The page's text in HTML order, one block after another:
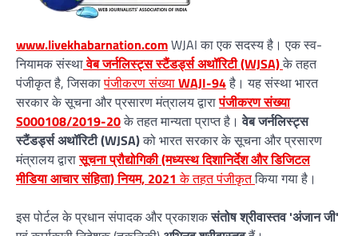
www.livekhabarnation.comWJAI का एक सदस्य है। एक स्व-
नियामक संस्थावेब जर्नलिस्ट्स स्टैंडर्ड्स अथॉरिटी (WJSA)के तहत
पंजीकृत है, जिसकापंजीकरण संख्याWAJI-94है। यह संस्था भारत
सरकार के सूचना और प्रसारण मंत्रालय द्वारापंजीकरण संख्या
S000108/2019-20के तहत मान्यता प्राप्त है।वेब जर्नलिस्ट्स
स्टैंडर्ड्स अथॉरिटी (WJSA)को भारत सरकार के सूचना और प्रसारण
मंत्रालय द्वारासूचना प्रौद्योगिकी (मध्यस्थ दिशानिर्देश और डिजिटल
मीडिया आचार संहिता) नियम, 2021 के तहत पंजीकृतकिया गया है।
इस पोर्टल के प्रधान संपादक और प्रकाशकसंतोष श्रीवास्तव 'अंजान जी'